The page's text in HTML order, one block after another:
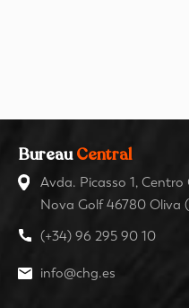
BureauCentral
Avda. Picasso 1,
Nova Golf 46780 Oliva
(+34) 96 295 90 10
info@chg.es